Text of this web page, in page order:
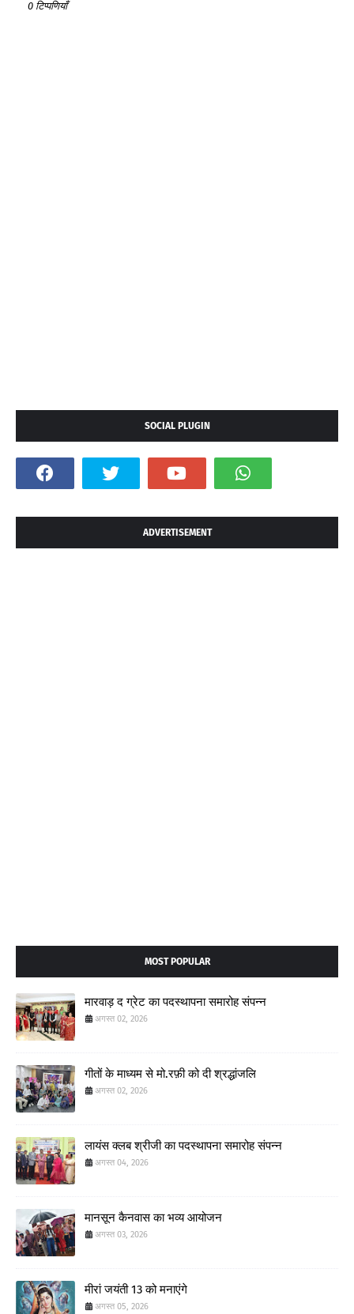
0 टिप्पणियाँ
SOCIAL PLUGIN
ADVERTISEMENT
MOST POPULAR
मारवाड़ द ग्रेट का पदस्थापना समारोह संपन्न
अगस्त 02, 2026
गीतों के माध्यम से मो.रफ़ी को दी श्रद्धांजलि
अगस्त 02, 2026
लायंस क्लब श्रीजी का पदस्थापना समारोह संपन्न
अगस्त 04, 2026
मानसून कैनवास का भव्य आयोजन
अगस्त 03, 2026
मीरां जयंती 13 को मनाएंगे
अगस्त 05, 2026